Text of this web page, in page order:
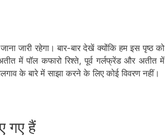
जारी रहेगा। बार-बार देखें क्योंकि हम इस पृष्ठ को
में पॉल कफारो रिश्ते, पूर्व गर्लफ्रेंड और अतीत में
के बारे में साझा करने के लिए कोई विवरण नहीं।
गए हैं